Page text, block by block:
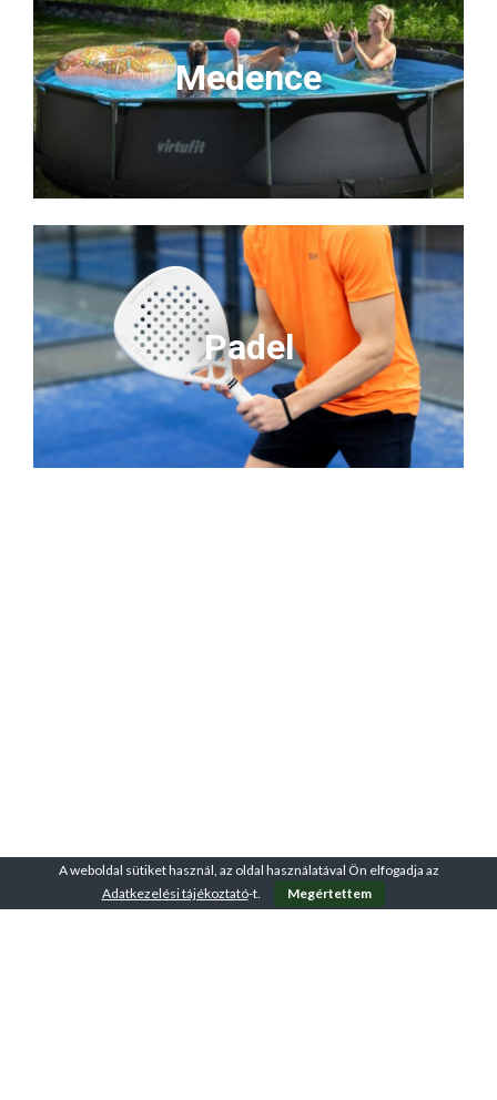
Medence
Padel
A weboldal sütiket használ, az oldal használatával Ön elfogadja az
Adatkezelési tájékoztató-t. Megértettem